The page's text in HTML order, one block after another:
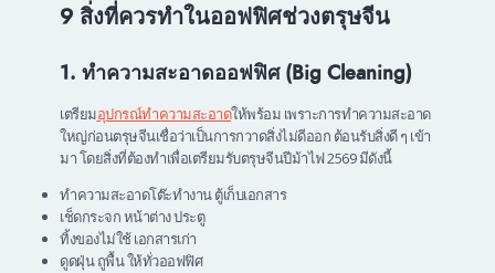
9 สิ่งที่ควรทำในออฟฟิศช่วงตรุษจีน
1. ทำความสะอาดออฟฟิศ (Big Cleaning)
เตรียมอุปกรณ์ทำความสะอาดให้พร้อม เพราะการทำความสะอาด
ใหญ่ก่อนตรุษจีนเชื่อว่าเป็นการกวาดสิ่งไม่ดีออก ต้อนรับสิ่งดี ๆ เข้า
มา โดยสิ่งที่ต้องทำเพื่อเตรียมรับตรุษจีนปีม้าไฟ 2569 มีดังนี้
ทำความสะอาดโต๊ะทำงาน ตู้เก็บเอกสาร
เช็ดกระจก หน้าต่าง ประตู
ทิ้งของไม่ใช้ เอกสารเก่า
ดูดฝุ่น ถูพื้น ให้ทั่วออฟฟิศ